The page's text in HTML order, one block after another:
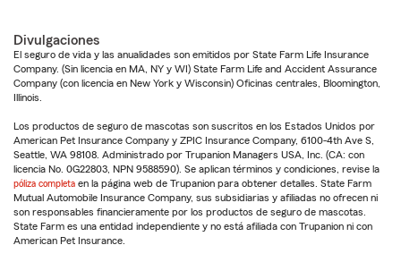
Divulgaciones
El seguro de vida y las anualidades son emitidos por State Farm Life Insurance
Company. (Sin licencia en MA, NY y WI) State Farm Life and Accident Assurance
Company (con licencia en New York y Wisconsin) Oficinas centrales, Bloomington,
Illinois.
Los productos de seguro de mascotas son suscritos en los Estados Unidos por
American Pet Insurance Company y ZPIC Insurance Company, 6100-4th Ave S,
Seattle, WA 98108. Administrado por Trupanion Managers USA, Inc. (CA: con
licencia No. 0G22803, NPN 9588590). Se aplican términos y condiciones, revise la
póliza completa en la página web de Trupanion para obtener detalles. State Farm
Mutual Automobile Insurance Company, sus subsidiarias y afiliadas no ofrecen ni
son responsables financieramente por los productos de seguro de mascotas.
State Farm es una entidad independiente y no está afiliada con Trupanion ni con
American Pet Insurance.